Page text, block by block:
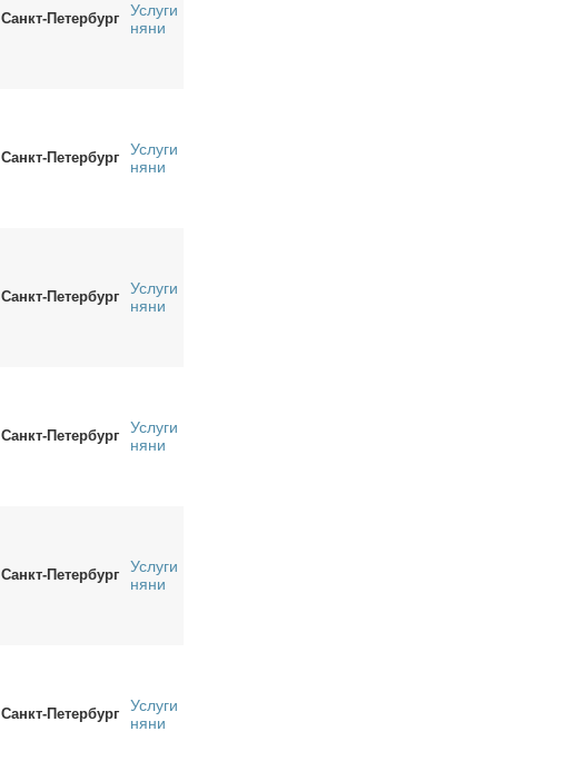
Санкт-Петербург
Услуги
няни
Санкт-Петербург
Услуги
няни
Санкт-Петербург
Услуги
няни
Санкт-Петербург
Услуги
няни
Санкт-Петербург
Услуги
няни
Санкт-Петербург
Услуги
няни